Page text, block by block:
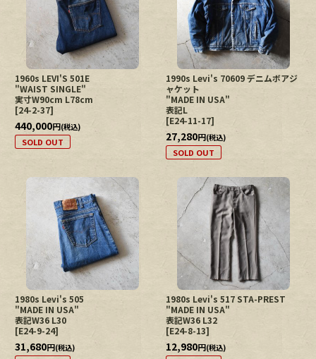
1960s LEVI'S 501E
"WAIST SINGLE"
実寸W90cm L78cm
[24-2-37]
440,000円(税込)
SOLD OUT
1990s Levi's 70609 デニムボアジ
ャケット
"MADE IN USA"
表記L
[E24-11-17]
27,280円(税込)
SOLD OUT
1980s Levi's 505
"MADE IN USA"
表記W36 L30
[E24-9-24]
31,680円(税込)
1980s Levi's 517 STA-PREST
"MADE IN USA"
表記W36 L32
[E24-8-13]
12,980円(税込)